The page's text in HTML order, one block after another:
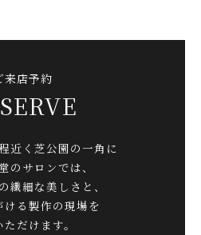
来店予約
近く芝公園の一角に
のサロンでは、
繊細な美しさと、
ける製作の現場を
だけます。